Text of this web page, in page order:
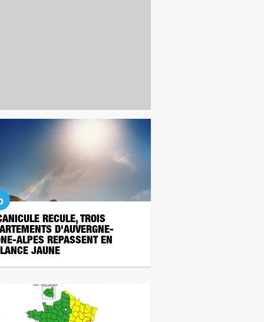
RECULE, TROIS
D'AUVERGNE-
ALPES REPASSENT EN
JAUNE